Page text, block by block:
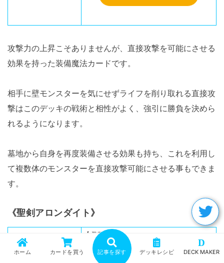
攻撃力の上昇こそありませんが、直接攻撃を可能にさせる
効果を持った装備魔法カードです。
相手に壁モンスターを気にせずライフを削り取れる直接攻
撃はこのデッキの戦術と相性がよく、強引に勝負を決めら
れるようになります。
墓地から自身を再度装備させる効果も持ち、これを利用し
て複数体のモンスターを直接攻撃可能にさせる事もできま
す。
《聖剣アロンダイト》
【 装備魔法 】
戦士族モンスターにのみ装備可能。このカード名
の③の効果は１ターンに１度しか使用できない。
ホーム カードを買う 記事を探す デッキレシピ
D
DECK MAKER